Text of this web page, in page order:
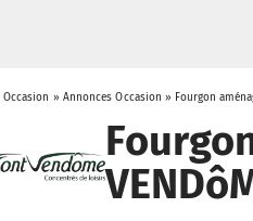
Occasion » Annonces Occasion » Fourgon